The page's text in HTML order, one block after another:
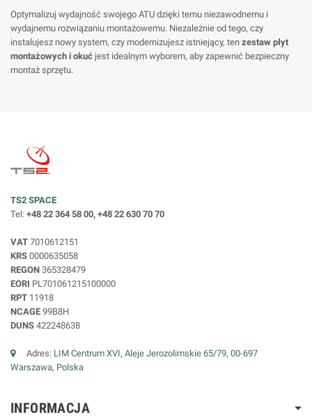
Optymalizuj wydajność swojego ATU dzięki temu niezawodnemu i
wydajnemu rozwiązaniu montażowemu. Niezależnie od tego, czy
instalujesz nowy system, czy modernizujesz istniejący, ten zestaw płyt
montażowych i okuć jest idealnym wyborem, aby zapewnić bezpieczny
montaż sprzętu.
TS2 SPACE
Tel: +48 22 364 58 00, +48 22 630 70 70
VAT 7010612151
KRS 0000635058
REGON 365328479
EORI PL701061215100000
RPT 11918
NCAGE 99B8H
DUNS 422248638
Adres: LIM Centrum XVI, Aleje Jerozolimskie 65/79, 00-697
Warszawa, Polska
INFORMACJA